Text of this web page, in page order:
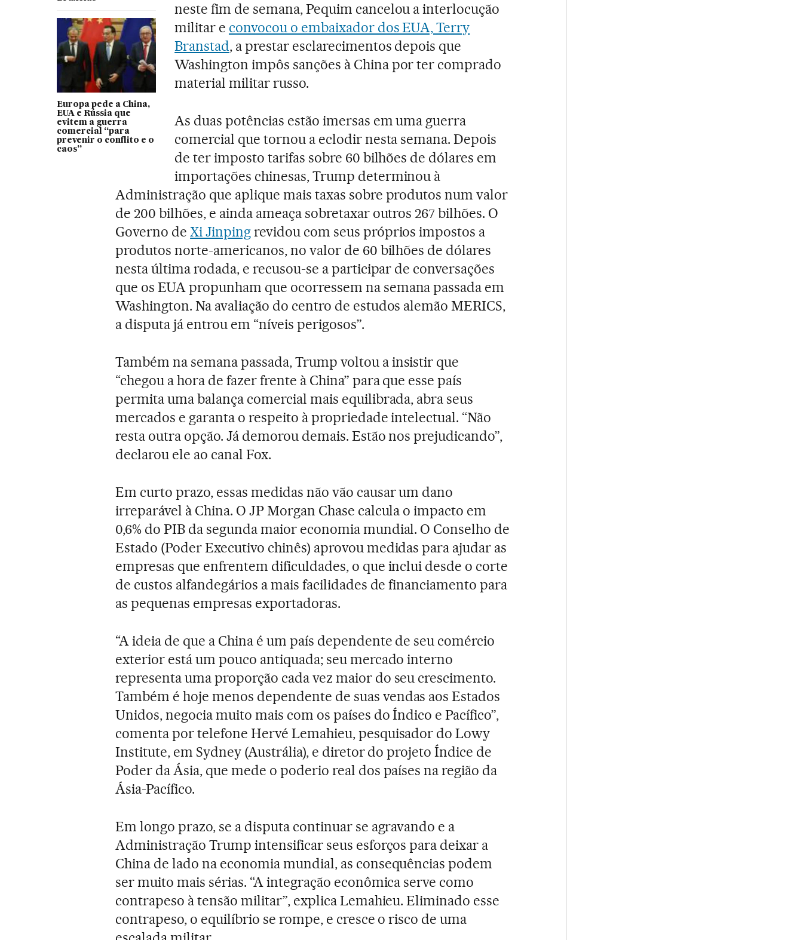
Europa pede a China,
EUA e Rússia que
evitem a guerra
comercial “para
prevenir o conflito e o
caos”
neste fim de semana, Pequim cancelou a interlocução
militar e convocou o embaixador dos EUA, Terry
Branstad, a prestar esclarecimentos depois que
Washington impôs sanções à China por ter comprado
material militar russo.
As duas potências estão imersas em uma guerra
comercial que tornou a eclodir nesta semana. Depois
de ter imposto tarifas sobre 60 bilhões de dólares em
importações chinesas, Trump determinou à
Administração que aplique mais taxas sobre produtos num valor
de 200 bilhões, e ainda ameaça sobretaxar outros 267 bilhões. O
Governo deXi Jinpingrevidou com seus próprios impostos a
produtos norte-americanos, no valor de 60 bilhões de dólares
nesta última rodada, e recusou-se a participar de conversações
que os EUA propunham que ocorressem na semana passada em
Washington. Na avaliação do centro de estudos alemão MERICS,
a disputa já entrou em “níveis perigosos”.
Também na semana passada, Trump voltou a insistir que
“chegou a hora de fazer frente à China” para que esse país
permita uma balança comercial mais equilibrada, abra seus
mercados e garanta o respeito à propriedade intelectual. “Não
resta outra opção. Já demorou demais. Estão nos prejudicando”,
declarou ele ao canal Fox.
Em curto prazo, essas medidas não vão causar um dano
irreparável à China. O JP Morgan Chase calcula o impacto em
0,6% do PIB da segunda maior economia mundial. O Conselho de
Estado (Poder Executivo chinês) aprovou medidas para ajudar as
empresas que enfrentem dificuldades, o que inclui desde o corte
de custos alfandegários a mais facilidades de financiamento para
as pequenas empresas exportadoras.
“A ideia de que a China é um país dependente de seu comércio
exterior está um pouco antiquada; seu mercado interno
representa uma proporção cada vez maior do seu crescimento.
Também é hoje menos dependente de suas vendas aos Estados
Unidos, negocia muito mais com os países do Índico e Pacífico”,
comenta por telefone Hervé Lemahieu, pesquisador do Lowy
Institute, em Sydney (Austrália), e diretor do projeto Índice de
Poder da Ásia, que mede o poderio real dos países na região da
Ásia-Pacífico.
Em longo prazo, se a disputa continuar se agravando e a
Administração Trump intensificar seus esforços para deixar a
China de lado na economia mundial, as consequências podem
ser muito mais sérias. “A integração econômica serve como
contrapeso à tensão militar”, explica Lemahieu. Eliminado esse
contrapeso, o equilíbrio se rompe, e cresce o risco de uma